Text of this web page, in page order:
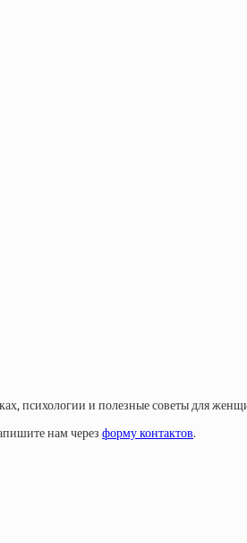
психологии и полезные советы для
нам через форму контактов.